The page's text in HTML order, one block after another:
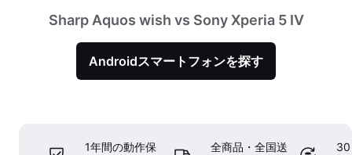
Sharp Aquos wish vs Sony Xperia 5 IV
Androidスマートフォンを探す
1年間の動作保
全商品・全国送
30